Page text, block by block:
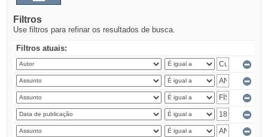
Filtros
Use filtros para refinar os resultados de busca.
Filtros atuais: